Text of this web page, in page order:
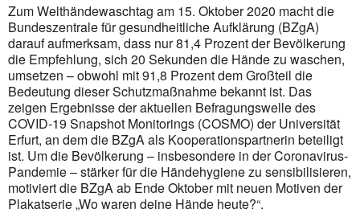
Zum Welthändewaschtag am 15. Oktober 2020 macht die
Bundeszentrale für gesundheitliche Aufklärung (BZgA)
darauf aufmerksam, dass nur 81,4 Prozent der Bevölkerung
die Empfehlung, sich 20 Sekunden die Hände zu waschen,
umsetzen – obwohl mit 91,8 Prozent dem Großteil die
Bedeutung dieser Schutz­maß­nah­me bekannt ist. Das
zeigen Ergebnisse der aktuellen Befragungswelle des
COVID-19 Snapshot Monitorings (COSMO) der Universität
Erfurt, an dem die BZgA als Kooperationspartnerin beteiligt
ist. Um die Bevölkerung – insbesondere in der Coronavirus-
Pandemie – stärker für die Händehygiene zu sensi­bilisieren,
motiviert die BZgA ab Ende Oktober mit neuen Motiven der
Plakatserie „Wo waren deine Hände heute?“.